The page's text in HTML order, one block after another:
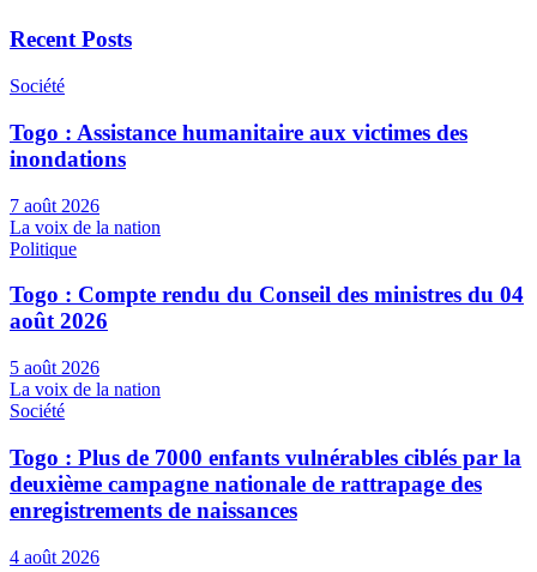
Recent Posts
Société
Togo : Assistance humanitaire aux victimes des
inondations
7 août 2026
La voix de la nation
Politique
Togo : Compte rendu du Conseil des ministres du 04
août 2026
5 août 2026
La voix de la nation
Société
Togo : Plus de 7000 enfants vulnérables ciblés par la
deuxième campagne nationale de rattrapage des
enregistrements de naissances
4 août 2026